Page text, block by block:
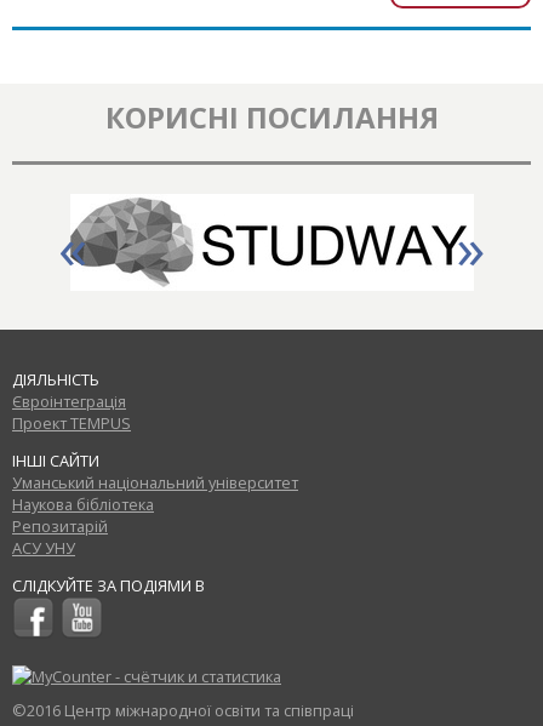
КОРИСНІ ПОСИЛАННЯ
« »
ДІЯЛЬНІСТЬ
Євроінтеграція
Проект TEMPUS
ІНШІ САЙТИ
Уманський національний університет
Наукова бібліотека
Репозитарій
АСУ УНУ
СЛІДКУЙТЕ ЗА ПОДІЯМИ В
©2016 Центр міжнародної освіти та співпраці